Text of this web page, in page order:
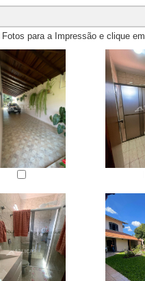
para a Impressão e clique em